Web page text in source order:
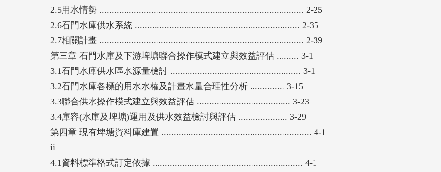
2.5用水情勢 ................................................................................... 2-25
2.6石門水庫供水系統 ................................................................... 2-35
2.7相關計畫 ................................................................................... 2-39
第三章 石門水庫及下游埤塘聯合操作模式建立與效益評估 ......... 3-1
3.1石門水庫供水區水源量檢討 ..................................................... 3-1
3.2石門水庫各標的用水水權及計畫水量合理性分析 .............. 3-15
3.3聯合供水操作模式建立與效益評估 ...................................... 3-23
3.4庫容(水庫及埤塘)運用及供水效益檢討與評估 .................... 3-29
第四章 現有埤塘資料庫建置 ............................................................. 4-1
ii
4.1資料標準格式訂定依據 ............................................................. 4-1